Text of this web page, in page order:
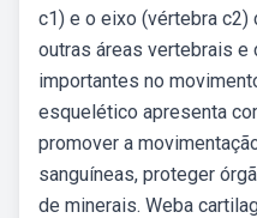
c1) e o eixo (vértebra
outras áreas vertebrais e
importantes no
esquelético apresenta
promover a
sanguíneas, proteger
de minerais. Weba